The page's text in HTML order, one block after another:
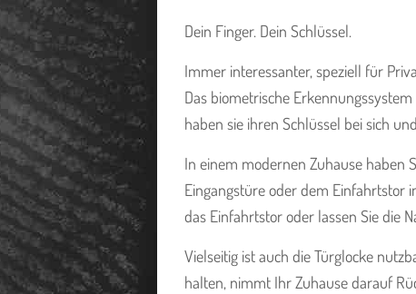
Dein Finger. Dein Schlüssel.
Immer interessanter, speziell für
Das biometrische
haben sie ihren Schlüssel bei sich
In einem modernen Zuhause haben
Eingangstüre oder dem Einfahrtstor
das Einfahrtstor oder lassen Sie die
Vielseitig ist auch die Türglocke
halten, nimmt Ihr Zuhause darauf